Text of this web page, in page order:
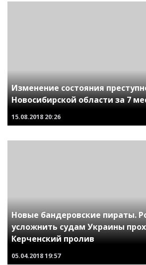
Изменение состояния
Новосибирской области за 7
15.08.2018 20:26
Новые бандеровские пираты.
усложнить судам Украины
Керченский пролив
05.04.201819:57